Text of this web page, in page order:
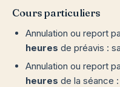
Cours particuliers
Annulation ou report
heures de préavis :
Annulation ou report
heures de la séance